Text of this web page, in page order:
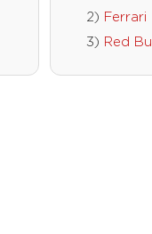
Ferrari
Red Bull